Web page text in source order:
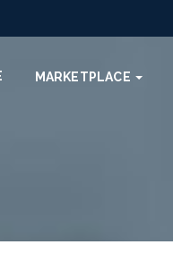
MARKETPLACE